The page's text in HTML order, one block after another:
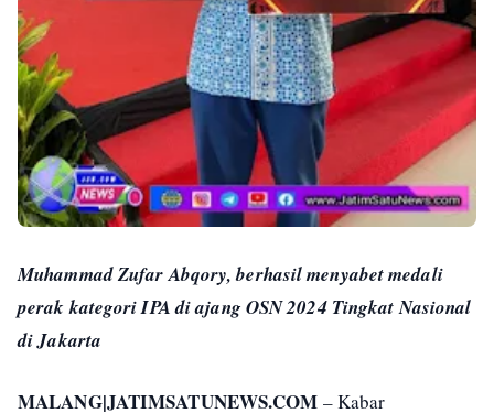
Muhammad Zufar Abqory, berhasil menyabet medali
perak kategori IPA di ajang OSN 2024 Tingkat Nasional
di Jakarta
MALANG|JATIMSATUNEWS.COM – Kabar